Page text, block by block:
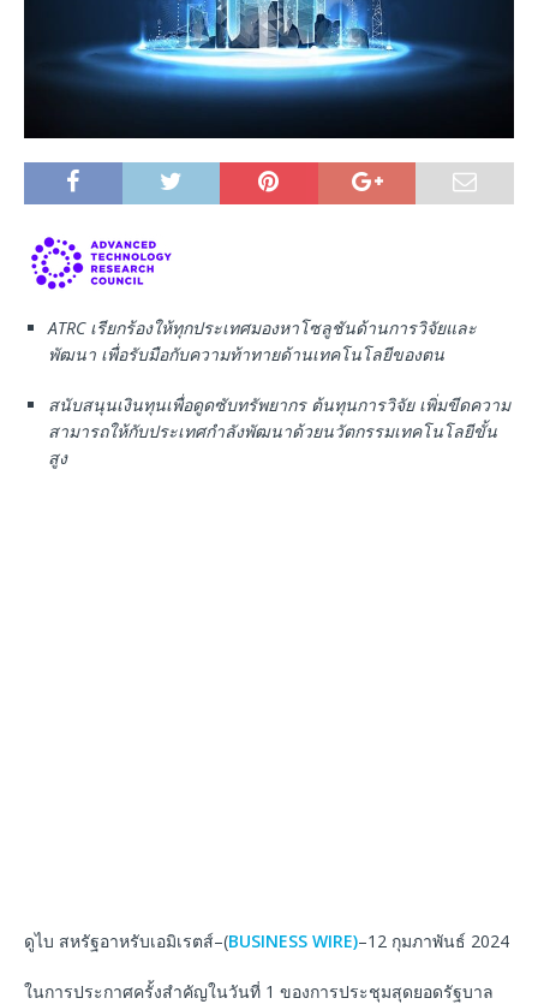
ATRC เรียกร้องให้ทุกประเทศมองหาโซลูชันด้านการวิจัยและ
พัฒนา เพื่อรับมือกับความท้าทายด้านเทคโนโลยีของตน
สนับสนุนเงินทุนเพื่อดูดซับทรัพยากร ต้นทุนการวิจัย เพิ่มขีดความ
สามารถให้กับประเทศกําลังพัฒนาด้วยนวัตกรรมเทคโนโลยีขั้น
สูง
ดูไบ สหรัฐอาหรับเอมิเรตส์–(BUSINESS WIRE)–12 กุมภาพันธ์ 2024
ในการประกาศครั้งสําคัญในวันที่ 1 ของการประชุมสุดยอดรัฐบาล